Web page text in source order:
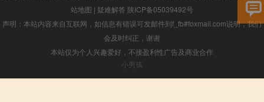
站地图 | 疑难解答 陕ICP备05039492号
声明：本站内容来自互联网，如信息有错误可发邮件到f_fb#foxmail.com说明，我们
会及时纠正，谢谢
本站仅为个人兴趣爱好，不接盈利性广告及商业合作
小男孩